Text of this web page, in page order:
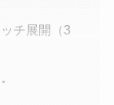
チ展開（3